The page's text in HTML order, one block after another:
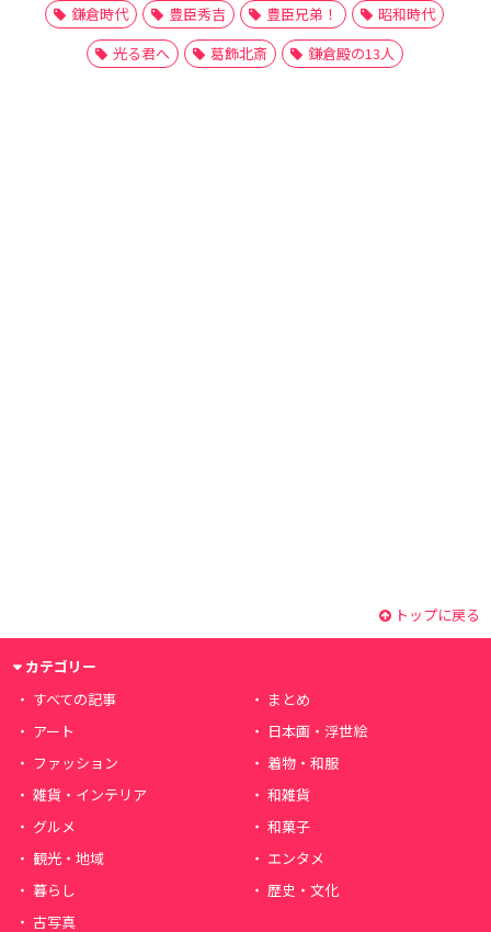
鎌倉時代
豊臣秀吉 豊臣兄弟！
昭和時代
光る君へ
葛飾北斎 鎌倉殿の13人
トップに戻る
カテゴリー
すべての記事
まとめ
アート
日本画・浮世絵
ファッション
着物・和服
雑貨・インテリア
和雑貨
グルメ
和菓子
観光・地域
エンタメ
暮らし
歴史・文化
古写真